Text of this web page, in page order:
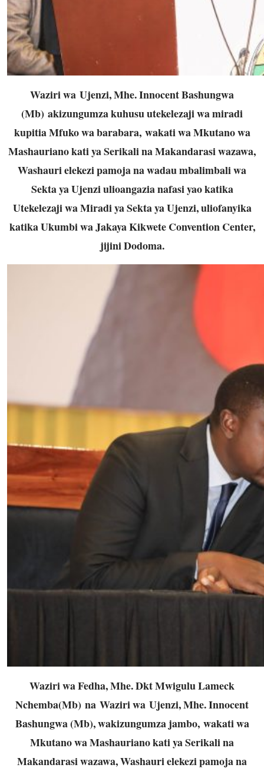
Waziri wa Ujenzi, Mhe. Innocent Bashungwa
(Mb) akizungumza kuhusu utekelezaji wa miradi
kupitia Mfuko wa barabara,wakati wa Mkutano wa
Mashauriano kati ya Serikali na Makandarasi wazawa,
Washauri elekezi pamoja na wadau mbalimbali wa
Sekta ya Ujenzi ulioangazia nafasi yao katika
Utekelezaji wa Miradi ya Sekta ya Ujenzi, uliofanyika
katika Ukumbi wa Jakaya Kikwete Convention Center,
jijini Dodoma.
Waziri wa Fedha, Mhe. Dkt Mwigulu Lameck
Nchemba(Mb) na Waziri wa Ujenzi, Mhe. Innocent
Bashungwa (Mb), wakizungumza jambo, wakati wa
Mkutano wa Mashauriano kati ya Serikali na
Makandarasi wazawa, Washauri elekezi pamoja na